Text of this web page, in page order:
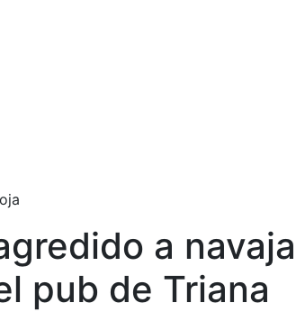
a
pub de Triana